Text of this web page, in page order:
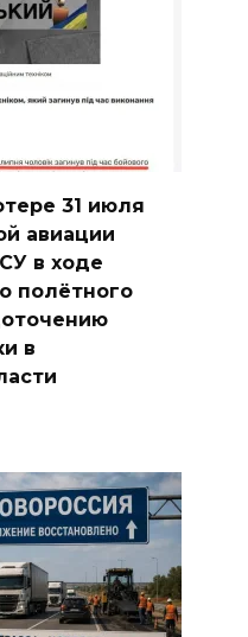
31 июля
авиации
в ходе
полётного
в